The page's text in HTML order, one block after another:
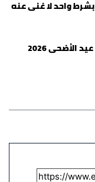
واحد لا غنى عنه
سر تحضير الكوارع في عيد الأضحى 2026